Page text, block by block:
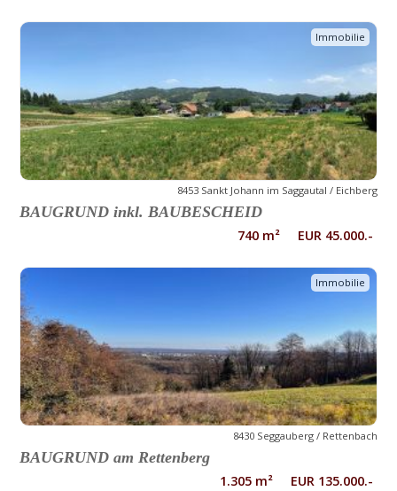
Immobilie
8453 Sankt Johann im Saggautal / Eichberg
BAUGRUND inkl. BAUBESCHEID
740 m² EUR 45.000.-
Immobilie
8430 Seggauberg / Rettenbach
BAUGRUND am Rettenberg
1.305 m² EUR 135.000.-